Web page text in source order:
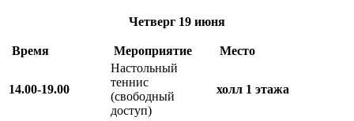
Четверг 19 июня
Время Мероприятие Место
14.00-19.00
Настольный
теннис
(свободный
доступ)
холл 1 этажа